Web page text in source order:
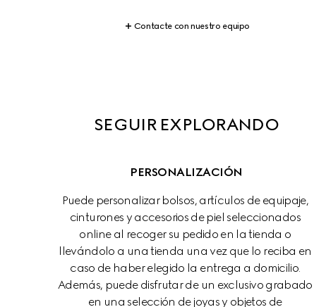
Contacte con nuestro equipo
SEGUIR EXPLORANDO
PERSONALIZACIÓN
Puede personalizar bolsos, artículos de equipaje,
cinturones y accesorios de piel seleccionados
online al recoger su pedido en la tienda o
llevándolo a una tienda una vez que lo reciba en
caso de haber elegido la entrega a domicilio.
Además, puede disfrutar de un exclusivo grabado
en una selección de joyas y objetos de